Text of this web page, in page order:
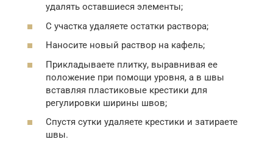
удалять оставшиеся элементы;
С участка удаляете остатки раствора;
Наносите новый раствор на кафель;
Прикладываете плитку, выравнивая ее
положение при помощи уровня, а в швы
вставляя пластиковые крестики для
регулировки ширины швов;
Спустя сутки удаляете крестики и затираете
швы.